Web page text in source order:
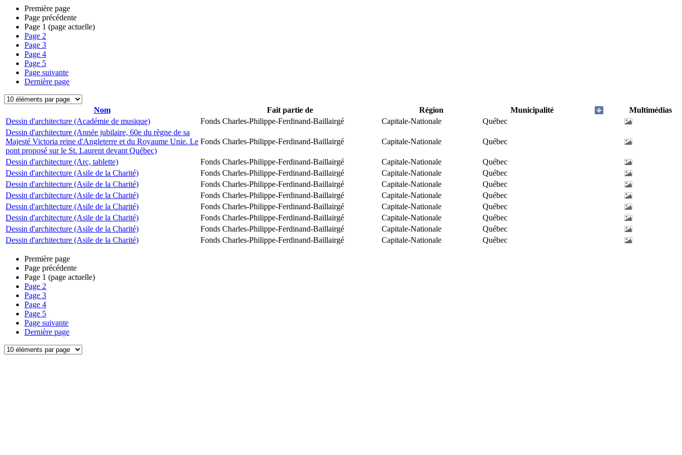
Première page
Page précédente
Page 1 (page actuelle)
Page 2
Page 3
Page 4
Page 5
Page suivante
Dernière page
Nom Fait partie de Région Municipalité
Multimédias
Dessin d'architecture (Académie de musique)
Fonds Charles-Philippe-Ferdinand-Baillairgé Capitale-Nationale
Québec
Dessin d'architecture (Année jubilaire, 60e du règne de sa
Majesté Victoria reine d'Angleterre et du Royaume Unie. Le
pont proposé sur le St. Laurent devant Québec)
Fonds Charles-Philippe-Ferdinand-Baillairgé Capitale-Nationale Québec
Dessin d'architecture (Arc, tablette) Fonds Charles-Philippe-Ferdinand-Baillairgé Capitale-Nationale
Québec
Dessin d'architecture (Asile de la Charité)
Fonds Charles-Philippe-Ferdinand-Baillairgé Capitale-Nationale
Québec
Dessin d'architecture (Asile de la Charité)
Fonds Charles-Philippe-Ferdinand-Baillairgé Capitale-Nationale
Québec
Dessin d'architecture (Asile de la Charité)
Fonds Charles-Philippe-Ferdinand-Baillairgé Capitale-Nationale
Québec
Dessin d'architecture (Asile de la Charité)
Fonds Charles-Philippe-Ferdinand-Baillairgé Capitale-Nationale
Québec
Dessin d'architecture (Asile de la Charité)
Fonds Charles-Philippe-Ferdinand-Baillairgé Capitale-Nationale
Québec
Dessin d'architecture (Asile de la Charité)
Fonds Charles-Philippe-Ferdinand-Baillairgé Capitale-Nationale
Québec
Dessin d'architecture (Asile de la Charité)
Fonds Charles-Philippe-Ferdinand-Baillairgé Capitale-Nationale Québec
Première page
Page précédente
Page 1 (page actuelle)
Page 2
Page 3
Page 4
Page 5
Page suivante
Dernière page